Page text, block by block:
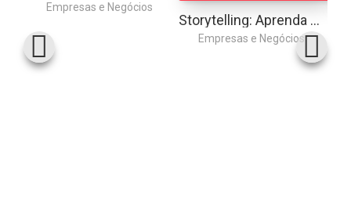
Empresas e Negócios
Storytelling: Aprenda a contar histórias com Steve Jobs, Papa Francisco, Churchill e outras lendas da liderança
Empresas e Negócios